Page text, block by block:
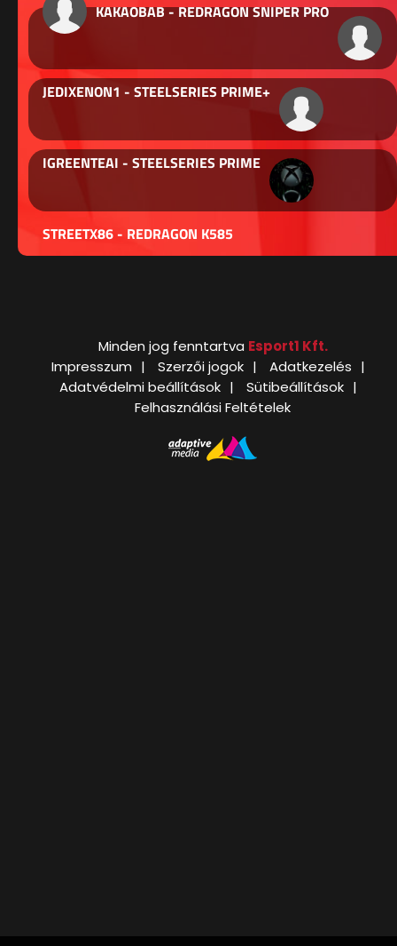
KAKAOBAB - REDRAGON SNIPER PRO
JEDIXENON1 - STEELSERIES PRIME+
IGREENTEAI - STEELSERIES PRIME
STREETX86 - REDRAGON K585
Minden jog fenntartva Esport1 Kft.
Impresszum
Szerzői jogok
Adatkezelés
Adatvédelmi beállítások
Sütibeállítások
Felhasználási Feltételek